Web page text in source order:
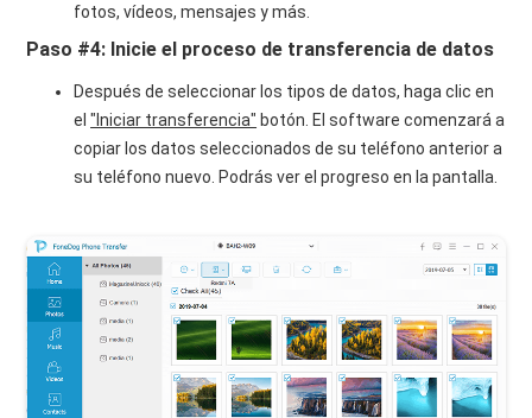
fotos, vídeos, mensajes y más.
Paso #4: Inicie el proceso de transferencia de datos
Después de seleccionar los tipos de datos, haga clic en
el"Iniciar transferencia" botón. El software comenzará a
copiar los datos seleccionados de su teléfono anterior a
su teléfono nuevo. Podrás ver el progreso en la pantalla.